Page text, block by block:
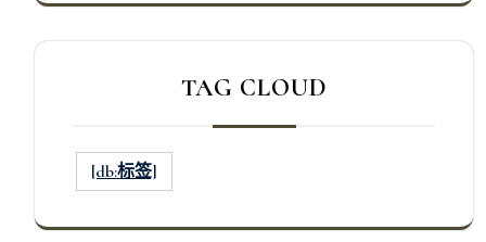
TAG CLOUD
[db:标签]